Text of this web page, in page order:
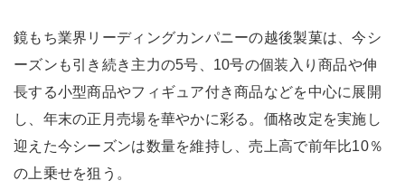
鏡もち業界リーディングカンパニーの越後製菓は、今シ
ーズンも引き続き主力の5号、10号の個装入り商品や伸
長する小型商品やフィギュア付き商品などを中心に展開
し、年末の正月売場を華やかに彩る。価格改定を実施し
迎えた今シーズンは数量を維持し、売上高で前年比10％
の上乗せを狙う。